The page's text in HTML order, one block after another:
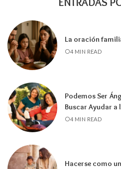
La oración
4 MIN READ
Podemos Ser
Buscar Ayudar a
4 MIN READ
Hacerse como